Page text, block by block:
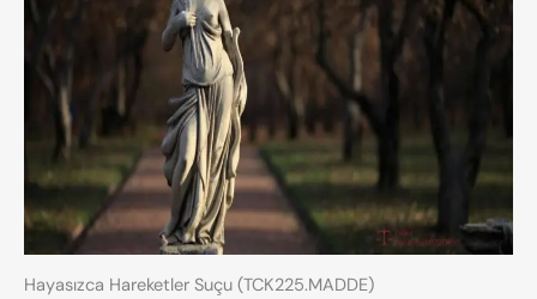
Hayasızca Hareketler Suçu (TCK225.MADDE)